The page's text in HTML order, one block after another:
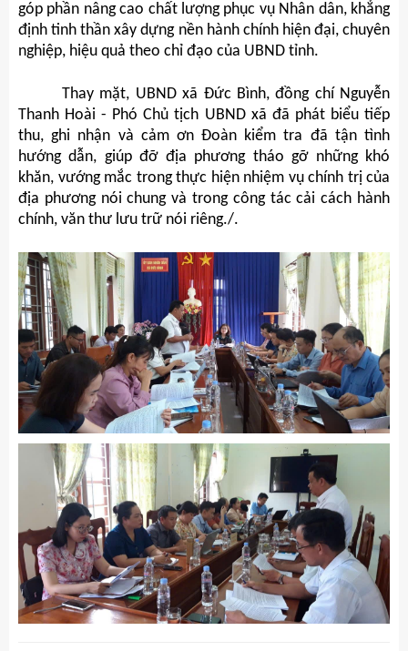
góp phần nâng cao chất lượng phục vụ Nhân dân, khẳng
định tinh thần xây dựng nền hành chính hiện đại, chuyên
nghiệp, hiệu quả theo chỉ đạo của UBND tỉnh.
Thay mặt, UBND xã Đức Bình, đồng chí Nguyễn
Thanh Hoài - Phó Chủ tịch UBND xã đã phát biểu tiếp
thu, ghi nhận và cảm ơn Đoàn kiểm tra đã tận tình
hướng dẫn, giúp đỡ địa phương tháo gỡ những khó
khăn, vướng mắc trong thực hiện nhiệm vụ chính trị của
địa phương nói chung và trong công tác cải cách hành
chính, văn thư lưu trữ nói riêng./.